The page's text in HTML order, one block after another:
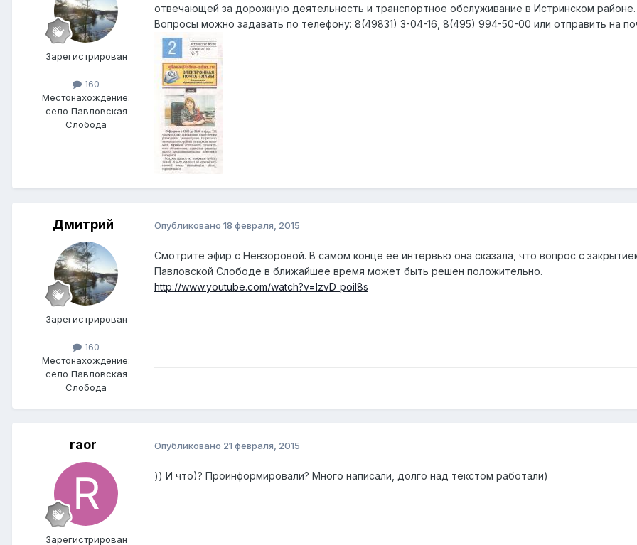
Зарегистрирован
160
Местонахождение:
село Павловская
Слобода
отвечающей за дорожную деятельность и транспортное обслуживание в Истринском районе.
Вопросы можно задавать по телефону: 8(49831) 3-04-16, 8(495) 994-50-00 или отправить на
Дмитрий
Зарегистрирован
160
Местонахождение:
село Павловская
Слобода
Опубликовано 18 февраля, 2015
Смотрите эфир с Невзоровой. В самом конце ее интервью она сказала, что вопрос с
Павловской Слободе в ближайшее время может быть решен положительно.
http://www.youtube.com/watch?v=IzvD_poil8s
raor
Зарегистрирован
Опубликовано 21 февраля, 2015
)) И что)? Проинформировали? Много написали, долго над текстом работали)